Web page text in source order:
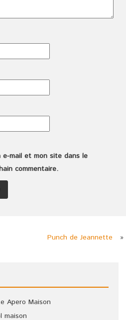
e-mail et mon site dans le
commentaire.
Punch de Jeannette »
Apero Maison
maison